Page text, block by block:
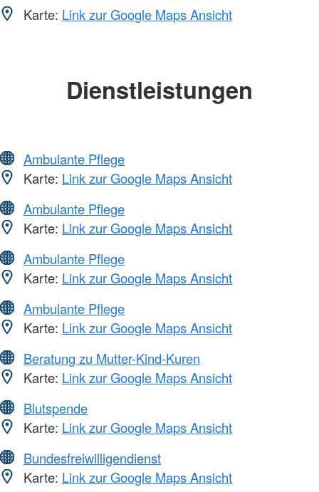
Karte: Link zur Google Maps Ansicht
Dienstleistungen
Ambulante Pflege
Karte: Link zur Google Maps Ansicht
Ambulante Pflege
Karte: Link zur Google Maps Ansicht
Ambulante Pflege
Karte: Link zur Google Maps Ansicht
Ambulante Pflege
Karte: Link zur Google Maps Ansicht
Beratung zu Mutter-Kind-Kuren
Karte: Link zur Google Maps Ansicht
Blutspende
Karte: Link zur Google Maps Ansicht
Bundesfreiwilligendienst
Karte: Link zur Google Maps Ansicht